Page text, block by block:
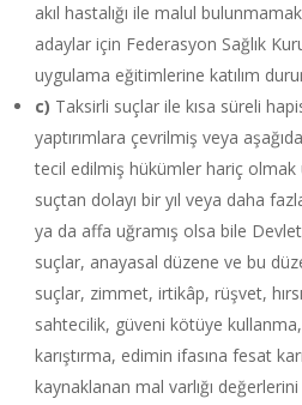
akıl hastalığı ile malul
adaylar için Federasyon Sağlık
uygulama eğitimlerine katılım
c) Taksirli suçlar ile kısa süreli
yaptırımlara çevrilmiş veya
tecil edilmiş hükümler hariç
suçtan dolayı bir yıl veya daha
ya da affa uğramış olsa bile
suçlar, anayasal düzene ve bu
suçlar, zimmet, irtikâp, rüşvet,
sahtecilik, güveni kötüye
karıştırma, edimin ifasına fesat
kaynaklanan mal varlığı